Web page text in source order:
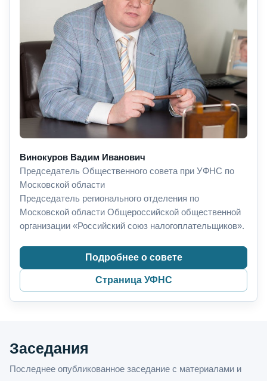
Винокуров Вадим Иванович
Председатель Общественного совета при УФНС по
Московской области
Председатель регионального отделения по
Московской области Общероссийской общественной
организации «Российский союз налогоплательщиков».
Подробнее о совете
Страница УФНС
Заседания
Последнее опубликованное заседание с материалами и